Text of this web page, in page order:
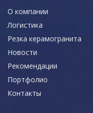
О компании
Логистика
Резка керамогранита
Новости
Рекомендации
Портфолио
Контакты